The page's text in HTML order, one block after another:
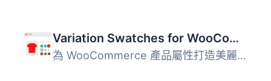
Variation Swatches for WooCommerce
為 WooCommerce 產品屬性打造美麗的顏色、圖片和按鈕變化的樣...